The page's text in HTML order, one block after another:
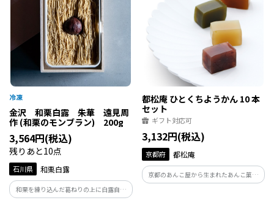
金沢 和栗白露 朱華 遠見周
作 (和栗のモンブラン) 200g
3,564円(税込)
残りあと10点
石川県 和栗白露
和栗を練り込んだ葛ねりの上に白露自慢
の和栗ペースト。ねっとりとした濃厚葛
都松庵 ひとくちようかん 10 本
セット
ギフト対応可
3,132円(税込)
京都府 都松庵
京都のあんこ屋から生まれたあんこ菓子
専門店・都松庵の代表商品。 「生あん」